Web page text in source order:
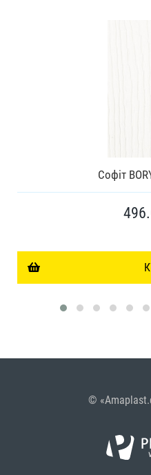
Софіт
©